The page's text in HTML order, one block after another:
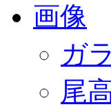
画像
ガ
尾